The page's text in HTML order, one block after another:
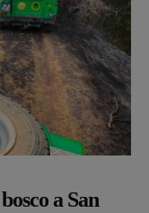
a San